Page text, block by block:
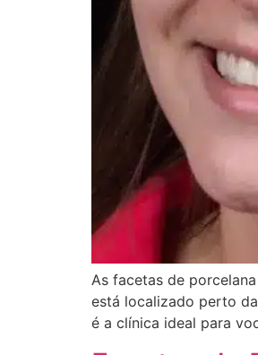
As facetas de
está localizado perto
é a clínica ideal para